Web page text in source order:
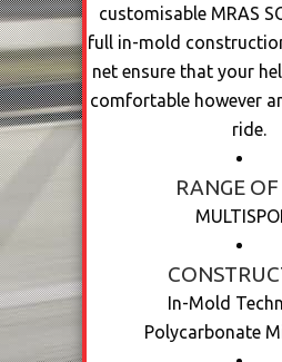
customisable MRAS
full in-mold
net ensure that your
comfortable however
ride.
RANGE
In-Mold
Polycarbonate